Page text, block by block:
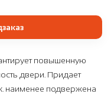
повышенную
двери. Придает
наименее подвержена